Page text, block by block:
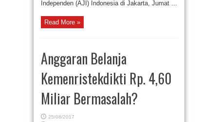
Independen (AJI) Indonesia di Jakarta, Jumat ...
Read More »
Anggaran Belanja
Kemenristekdikti Rp. 4,60
Miliar Bermasalah?
25/08/2017